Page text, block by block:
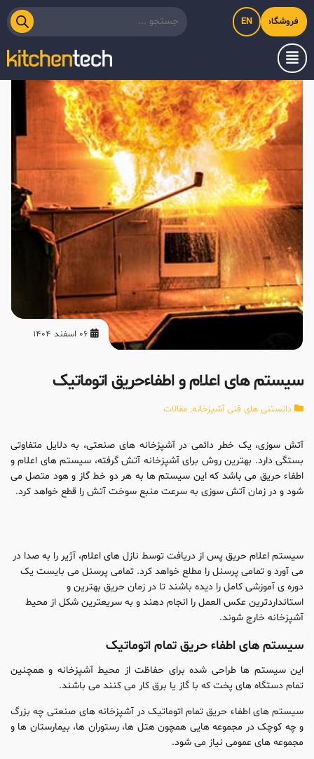
فروشگاه اینترنتی کیت‌لاین
EN
سیستم های اعلام و اطفاءحریق اتوماتیک
دانستنی های فنی آشپزخانه, مقالات
آتش سوزی، یک خطر دائمی در آشپزخانه های صنعتی، به دلایل متفاوتی
بستگی دارد. بهترین روش برای آشپزخانه آتش گرفته، سیستم های اعلام و
اطفاء حریق می باشد که این سیستم ها به هر دو خط گاز و هود متصل می
شود و در زمان آتش سوزی به سرعت منبع سوخت آتش را قطع خواهد کرد.
سیستم اعلام حریق پس از دریافت توسط نازل های اعلام، آژیر را به صدا در
می آورد و تمامی پرسنل را مطلع خواهد کرد. تمامی پرسنل می بایست یک
دوره ی آموزشی کامل را دیده باشند تا در زمان حریق بهترین و
استانداردترین عکس العمل را انجام دهند و به سریعترین شکل از محیط
آشپزخانه خارج شوند.
سیستم های اطفاء حریق تمام اتوماتیک
این سیستم ها طراحی شده برای حفاظت از محیط آشپزخانه و همچنین
تمام دستگاه های پخت که با گاز یا برق کار می کنند می باشند.
سیستم های اطفاء حریق تمام اتوماتیک در آشپزخانه های صنعتی چه بزرگ
و چه کوچک در مجموعه هایی همچون هتل ها، رستوران ها، بیمارستان ها و
مجموعه های عمومی نیاز می شود.